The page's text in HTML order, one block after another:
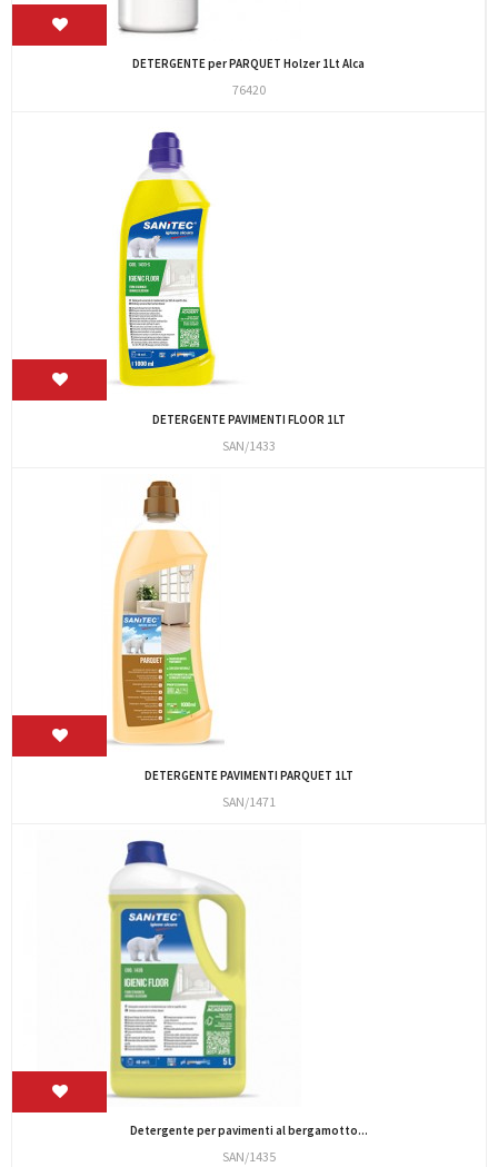
DETERGENTE per PARQUET Holzer 1Lt Alca
76420
DETERGENTE PAVIMENTI FLOOR 1LT
SAN/1433
DETERGENTE PAVIMENTI PARQUET 1LT
SAN/1471
Detergente per pavimenti al bergamotto...
SAN/1435